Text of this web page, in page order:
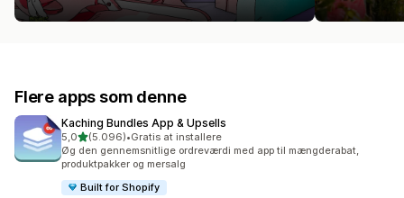
Flere apps som denne
Kaching Bundles App & Upsells
5,0ud af 5 stjerner
(5.096)
5096 anmeldelser i alt
•Gratis at installere
Øg den gennemsnitlige ordreværdi med app til mængderabat,
produktpakker og mersalg
Built for Shopify